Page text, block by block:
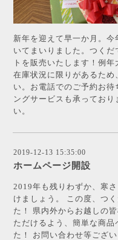
新年を迎えて早一か月。
いてまいりました。つく
トを販売いたします！例
在庫状況に限りがあるため
い。お電話でのご予約お
ングサービスも承ってお
い。
2019-12-13 15:35:00
ホームページ開設
2019年も残りわずか、寒
けましょう。 この度、つ
た！ 県内外からお越しの
ただけるよう、簡単な商
た！ お問い合わせ等ござ